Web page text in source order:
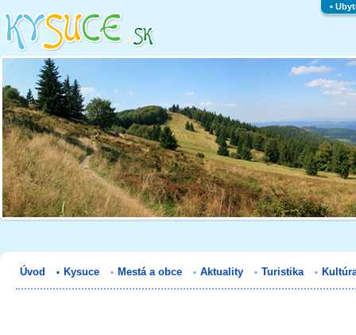
▪
Úvod ▪ Kysuce ▪ Mestá a obce ▪ Aktuality ▪ Turistika ▪